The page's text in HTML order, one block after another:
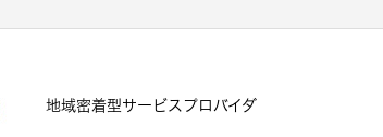
地域密着型サービスプロバイダ